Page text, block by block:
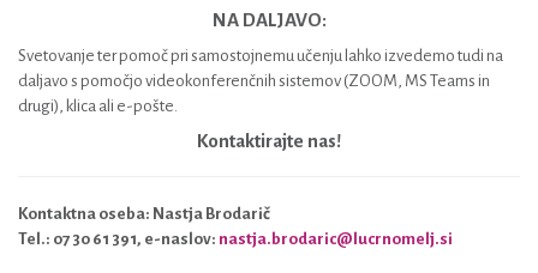
NA DALJAVO:
Svetovanje ter pomoč pri samostojnemu učenju lahko izvedemo tudi na
daljavo s pomočjo videokonferenčnih sistemov (ZOOM, MS Teams in
drugi), klica ali e-pošte.
Kontaktirajte nas!
Kontaktna oseba: Nastja Brodarič
Tel.: 07 30 61 391, e-naslov: nastja.brodaric@lucrnomelj.si